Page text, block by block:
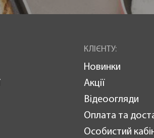
КЛІЄНТУ:
Новинки
Акції
Відеоогляди
Оплата та
Особистий